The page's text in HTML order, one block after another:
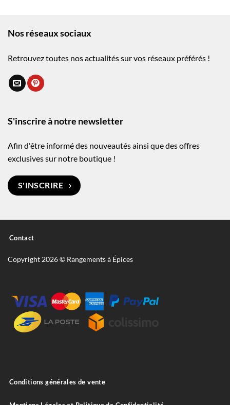
Nos réseaux sociaux
Retrouvez toutes nos actualités sur vos réseaux préférés !
S'inscrire à notre newsletter
Afin d'être informé des nouveautés ainsi que des offres
exclusives sur notre boutique !
S'INSCRIRE
Contact
Copyright 2026 © Rangements à Épices
Conditions générales de vente